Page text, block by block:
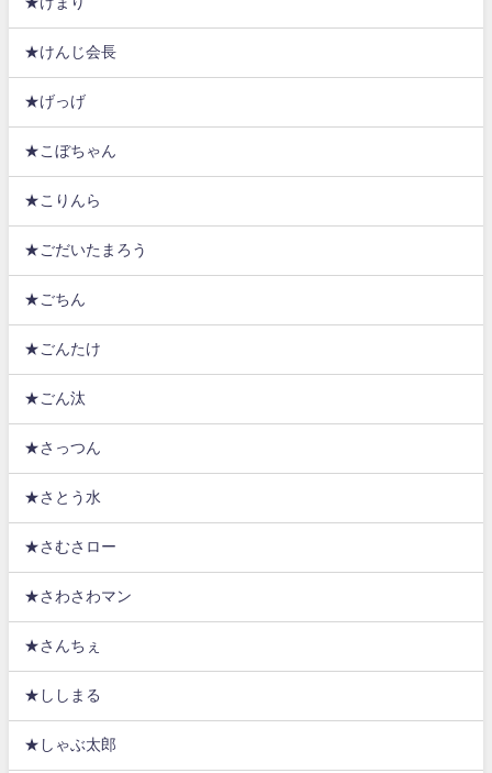
★けんじ会長
★げっげ
★こぼちゃん
★こりんら
★ごだいたまろう
★ごちん
★ごんたけ
★ごん汰
★さっつん
★さとう水
★さむさロー
★さわさわマン
★さんちぇ
★ししまる
★しゃぶ太郎